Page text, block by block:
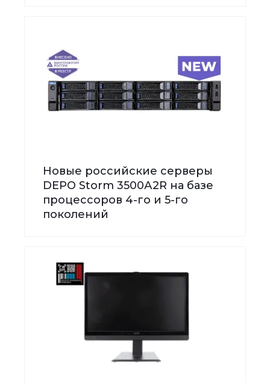
Новые российские серверы
DEPO Storm 3500А2R на базе
процессоров 4-го и 5-го
поколений